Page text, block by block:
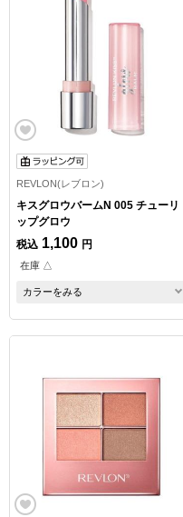
REVLON(レブロン)
キスグロウバームN 005 チューリ
ップグロウ
税込 1,100 円
在庫 △
カラーをみる